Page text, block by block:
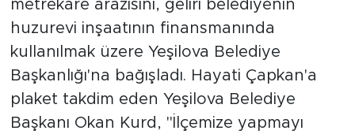
metrekare arazisini, geliri belediyenin
huzurevi inşaatının finansmanında
kullanılmak üzere Yeşilova Belediye
Başkanlığı'na bağışladı. Hayati Çapkan'a
plaket takdim eden Yeşilova Belediye
Başkanı Okan Kurd, "İlçemize yapmayı